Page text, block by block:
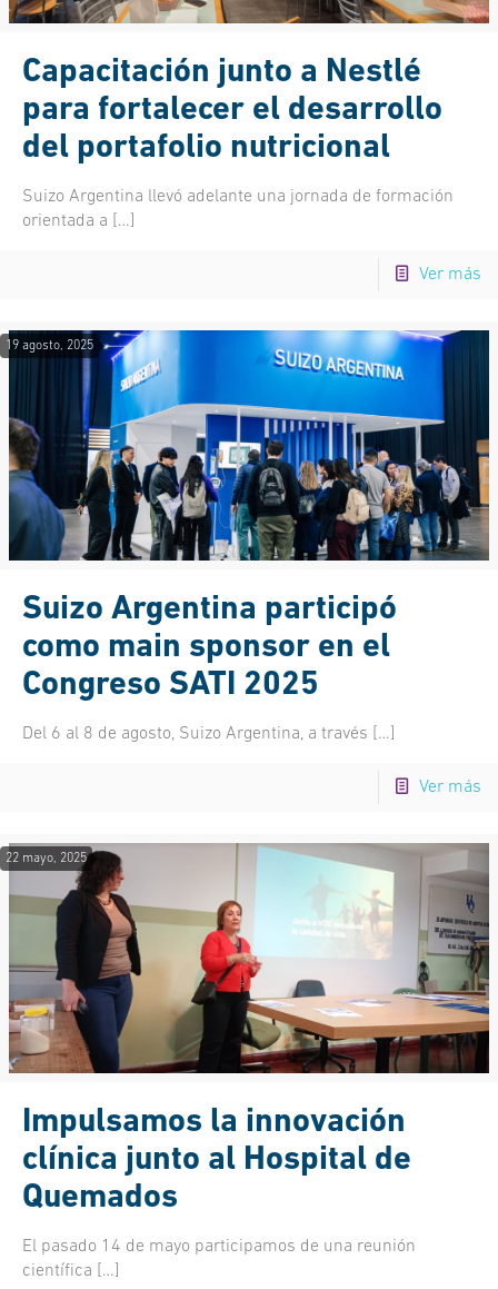
Capacitación junto a Nestlé
para fortalecer el desarrollo
del portafolio nutricional
Suizo Argentina llevó adelante una jornada de formación
orientada a […]
Ver más
19 agosto, 2025
Suizo Argentina participó
como main sponsor en el
Congreso SATI 2025
Del 6 al 8 de agosto, Suizo Argentina, a través […]
Ver más
22 mayo, 2025
Impulsamos la innovación
clínica junto al Hospital de
Quemados
El pasado 14 de mayo participamos de una reunión
científica […]